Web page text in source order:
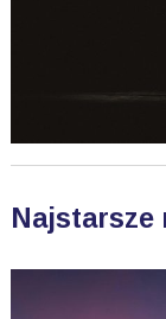
Najstarsze